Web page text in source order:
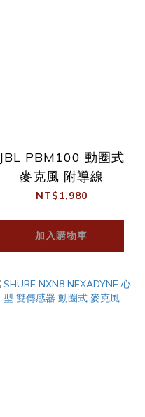
JBL PBM100 動圈式
麥克風 附導線
NT$1,980
加入購物車